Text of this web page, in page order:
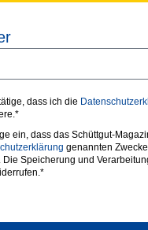
dass ich die
ein, dass das Schüttgut-
genannten
Die Speicherung und